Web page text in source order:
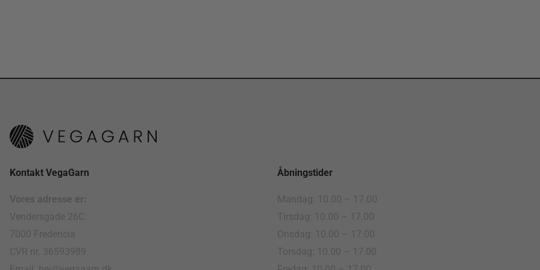
Kontakt VegaGarn
Vores adresse er:
Vendersgade 26C
7000 Fredericia
CVR nr. 36593989
Åbningstider
Mandag: 10.00 – 17.00
Tirsdag: 10.00 – 17.00
Onsdag: 10.00 – 17.00
Torsdag: 10.00 – 17.00